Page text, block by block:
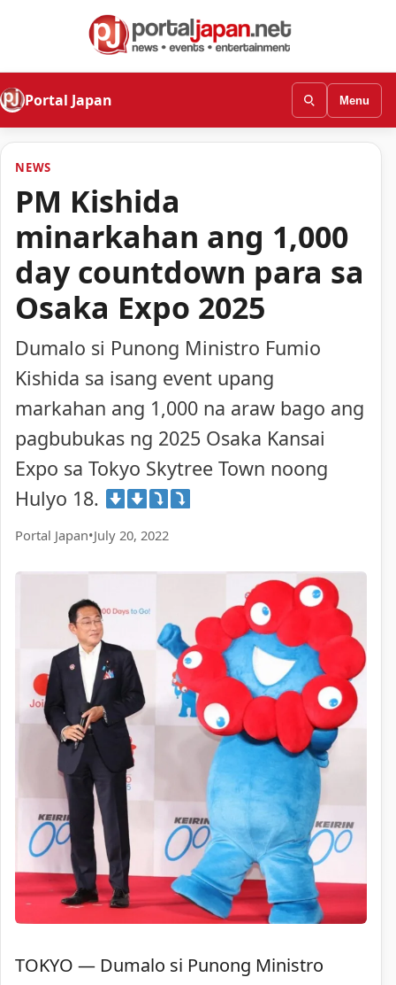
Portal Japan Menu
NEWS
PM Kishida
minarkahan ang 1,000
day countdown para sa
Osaka Expo 2025
Dumalo si Punong Ministro Fumio
Kishida sa isang event upang
markahan ang 1,000 na araw bago ang
pagbubukas ng 2025 Osaka Kansai
Expo sa Tokyo Skytree Town noong
Hulyo 18.
Portal Japan•July 20, 2022
TOKYO — Dumalo si Punong Ministro